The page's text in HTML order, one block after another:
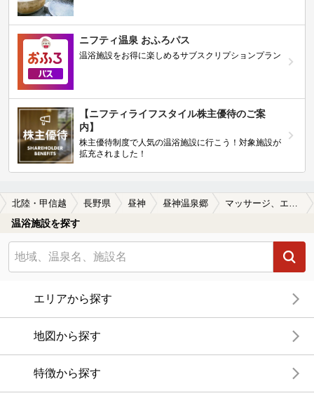
ニフティ温泉 おふろパス
温浴施設をお得に楽しめるサブスクリプションプラン
【ニフティライフスタイル株主優待のご案
内】
株主優待制度で人気の温浴施設に行こう！対象施設が
拡充されました！
北陸・甲信越 長野県 昼神 昼神温泉郷
温浴施設を探す
エリアから探す
地図から探す
特徴から探す